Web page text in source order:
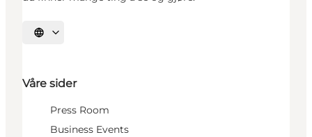
Velg språk
Våre sider
Press Room
Business Events